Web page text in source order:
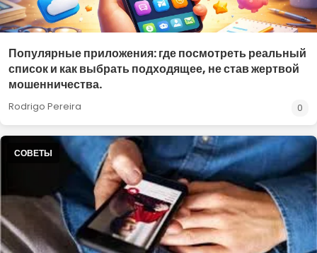
Популярные приложения: где посмотреть реальный
список и как выбрать подходящее, не став жертвой
мошенничества.
Rodrigo Pereira 0
СОВЕТЫ